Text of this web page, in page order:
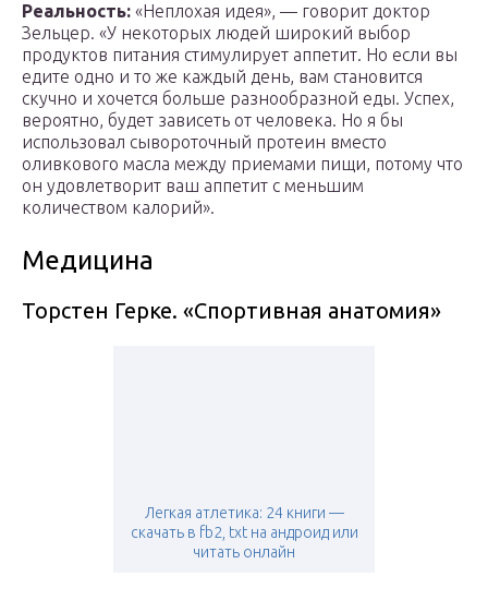
Реальность: «Неплохая идея», — говорит доктор
Зельцер. «У некоторых людей широкий выбор
продуктов питания стимулирует аппетит. Но если вы
едите одно и то же каждый день, вам становится
скучно и хочется больше разнообразной еды. Успех,
вероятно, будет зависеть от человека. Но я бы
использовал сывороточный протеин вместо
оливкового масла между приемами пищи, потому что
он удовлетворит ваш аппетит с меньшим
количеством калорий».
Медицина
Торстен Герке. «Спортивная анатомия»
Легкая атлетика: 24 книги —
скачать в fb2, txt на андроид или
читать онлайн